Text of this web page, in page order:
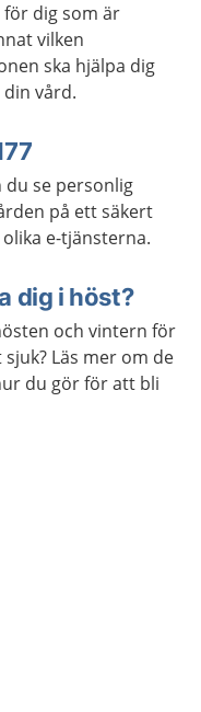
för dig som är
vilken
ska hjälpa dig
vård.
du se personlig
på ett säkert
e-tjänsterna.
dig i höst?
och vintern för
Läs mer om de
du gör för att bli